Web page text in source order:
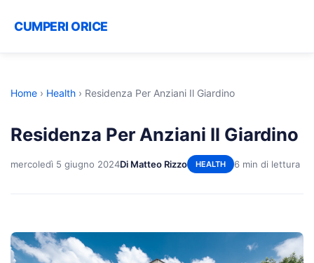
CUMPERI ORICE
Home › Health › Residenza Per Anziani Il Giardino
Residenza Per Anziani Il Giardino
mercoledì 5 giugno 2024Di Matteo Rizzo HEALTH 6 min di lettura